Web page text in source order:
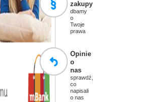
zakupy
dbamy
o
Twoje
prawa
Opinie
o
nas
sprawdź,
co
napisali
o nas